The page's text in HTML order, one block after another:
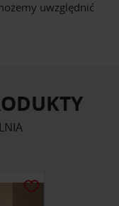
uwzględnić